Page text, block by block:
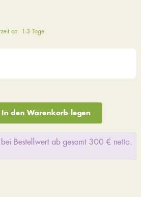
ca. 1-3 Tage
In den Warenkorb legen
Bestellwert ab gesamt 300 € netto.